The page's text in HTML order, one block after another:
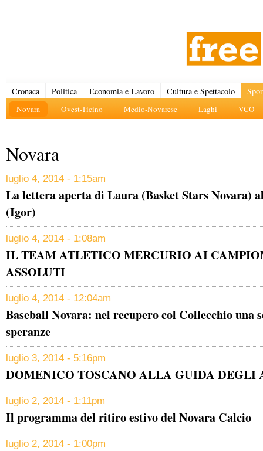
Cronaca Politica Economia e Lavoro Cultura e Spettacolo
Novara Ovest-Ticino Medio-Novarese Laghi VCO
Novara
luglio 4, 2014 - 1:15am
La lettera aperta di Laura (Basket Stars Novara)
(Igor)
luglio 4, 2014 - 1:08am
IL TEAM ATLETICO MERCURIO AI
ASSOLUTI
luglio 4, 2014 - 12:04am
Baseball Novara: nel recupero col Collecchio una
speranze
luglio 3, 2014 - 5:16pm
DOMENICO TOSCANO ALLA GUIDA DEGLI
luglio 2, 2014 - 1:11pm
Il programma del ritiro estivo del Novara Calcio
luglio 2, 2014 - 1:00pm